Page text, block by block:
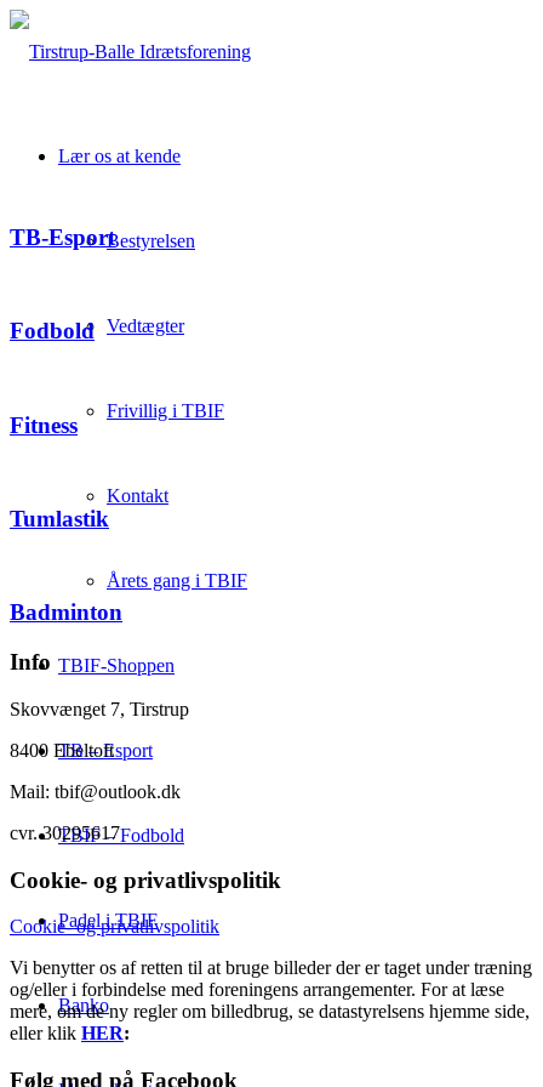
Lær os at kende
Bestyrelsen
Vedtægter
Frivillig i TBIF
Kontakt
Årets gang i TBIF
TBIF-Shoppen
TB – Esport
TBIF – Fodbold
Padel i TBIF
Banko
TB-Esport
Fodbold
Fitness
Tumlastik
Badminton
Info
Skovvænget 7, Tirstrup
8400 Ebeltoft
Mail: tbif@outlook.dk
cvr. 30295617
Cookie- og privatlivspolitik
Cookie- og privatlivspolitik
Vi benytter os af retten til at bruge billeder der er taget under træning
og/eller i forbindelse med foreningens arrangementer. For at læse
mere, om de ny regler om billedbrug, se datastyrelsens hjemme side,
eller klik HER:
Følg med på Facebook